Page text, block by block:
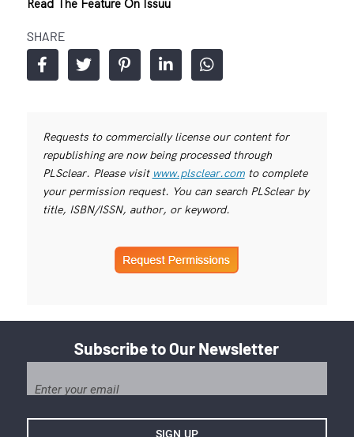
Read The Feature On Issuu
SHARE
Requests to commercially license our content for
republishing are now being processed through
PLSclear. Please visit www.plsclear.comto complete
your permission request. You can search PLSclear by
title, ISBN/ISSN, author, or keyword.
Subscribe to Our Newsletter